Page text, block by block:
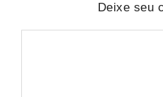
Deixe seu